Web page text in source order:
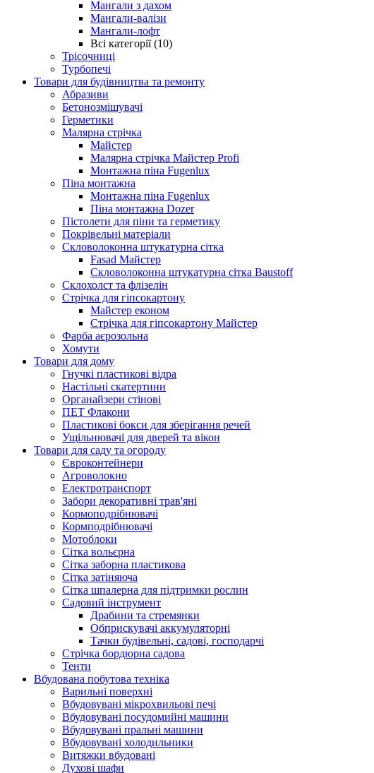
Мангали з дахом
Мангали-валізи
Мангали-лофт
Всі категорії (10)
Трісочниці
Турбопечі
Товари для будівництва та ремонту
Абразиви
Бетонозмішувачі
Герметики
Малярна стрічка
Майстер
Малярна стрічка Майстер Profi
Монтажна піна Fugenlux
Піна монтажна
Монтажна піна Fugenlux
Піна монтажна Dozer
Пістолети для піни та герметику
Покрівельні матеріали
Скловолоконна штукатурна сітка
Fasad Майстер
Скловолоконна штукатурна сітка Baustoff
Склохолст та флізелін
Стрічка для гіпсокартону
Майстер економ
Стрічка для гіпсокартону Майстер
Фарба аєрозольна
Хомути
Товари для дому
Гнучкі пластикові відра
Настільні скатертини
Органайзери стінові
ПЕТ Флакони
Пластикові бокси для зберігання речей
Ущільнювачі для дверей та вікон
Товари для саду та огороду
Євроконтейнери
Агроволокно
Електротранспорт
Забори декоративні трав'яні
Кормоподрібнювачі
Кормподрібнювачі
Мотоблоки
Сітка вольєрна
Сітка заборна пластикова
Сітка затіняюча
Сітка шпалерна для підтримки рослин
Садовий інструмент
Драбини та стремянки
Обприскувачі аккумуляторні
Тачки будівельні, садові, господарчі
Стрічка бордюрна садова
Тенти
Вбудована побутова техніка
Варильні поверхні
Вбудовувані мікрохвильові печі
Вбудовувані посудомийні машини
Вбудовувані пральні машини
Вбудовувані холодильники
Витяжки вбудовані
Духові шафи